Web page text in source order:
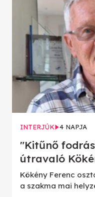
INTERJÚK 4 NAPJA
"Kitűnő
útravaló
Kökény Ferenc
a szakma mai